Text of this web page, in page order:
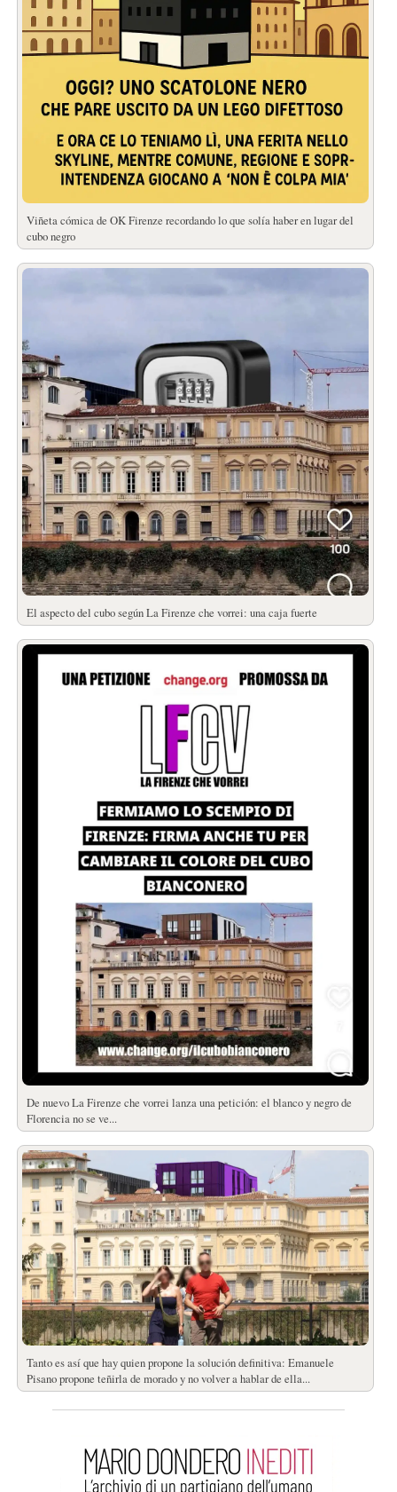
Viñeta cómica de OK Firenze recordando lo que solía haber en lugar del
cubo negro
El aspecto del cubo según La Firenze che vorrei: una caja fuerte
De nuevo La Firenze che vorrei lanza una petición: el blanco y negro de
Florencia no se ve...
Tanto es así que hay quien propone la solución definitiva: Emanuele
Pisano propone teñirla de morado y no volver a hablar de ella...